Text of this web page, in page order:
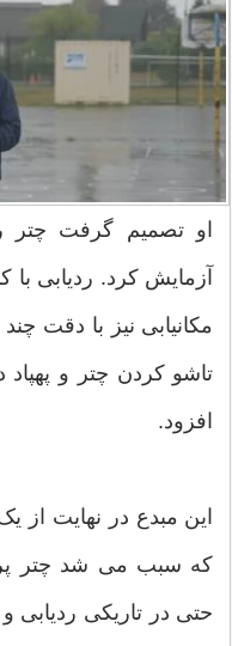
او تصمیم گرفت چتر
آزمایش کرد. ردیابی
مکانیابی نیز با دقت
تاشو کردن چتر و
افزود.
این مبدع در نهایت از
که سبب می شد چتر
حتی در تاریکی ردیابی و